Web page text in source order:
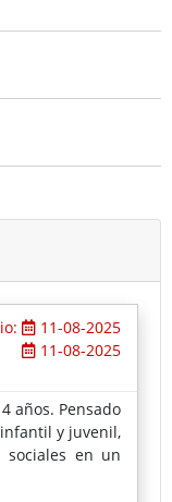
11-08-2025
11-08-2025
años. Pensado
y juvenil,
sociales en un